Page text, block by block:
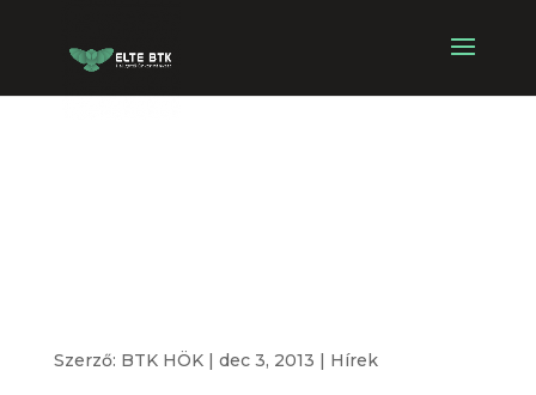
Szerző: BTK HÖK| dec 3, 2013 | Hírek